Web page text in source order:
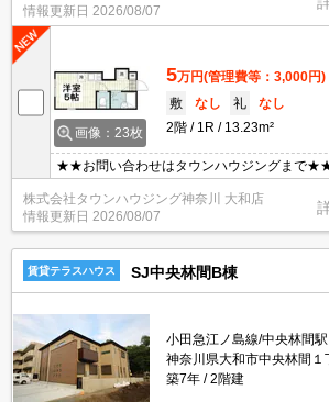
情報更新日 2026/08/07
画像：23枚
5万円(管理費等：3,000円)
敷
なし 礼
なし
2階
1R 13.23m²
★★お問い合わせはタウンハウジングまで
株式会社タウンハウジング神奈川 大和店
情報更新日 2026/08/07
賃貸テラスハウス SJ中央林間B棟
小田急江ノ島線/中央林間
神奈川県大和市中央林間１
築7年
2階建